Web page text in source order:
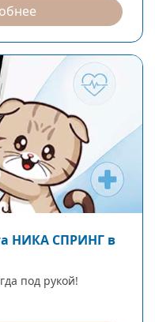
НИКА СПРИНГ в
под рукой!